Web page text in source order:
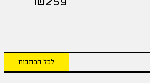
לכל הכתבות